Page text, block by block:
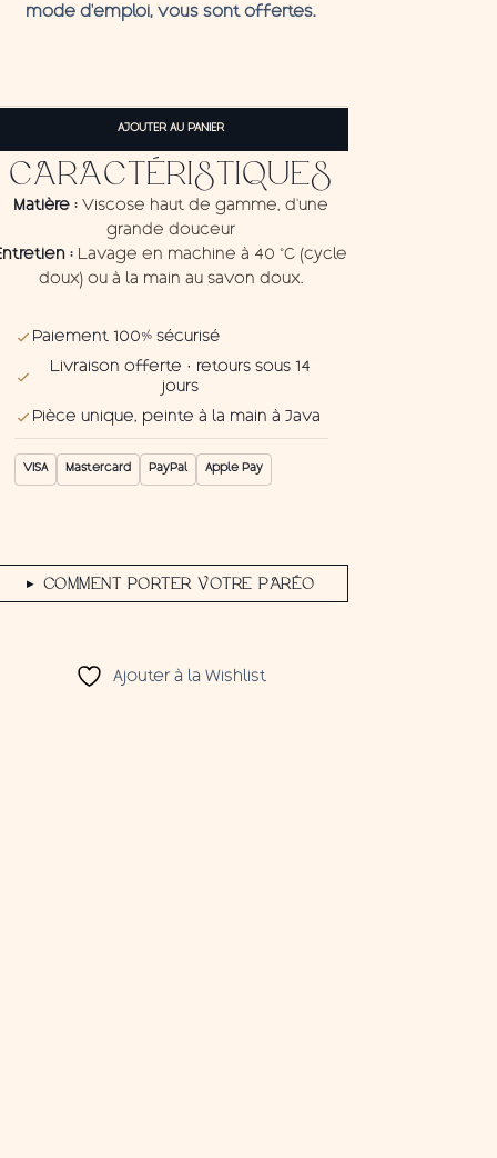
mode d'emploi, vous sont offertes.
de
Flys
AJOUTER AU PANIER
CARACTÉRISTIQUES
Matière :Viscose haut de gamme, d'une
grande douceur
: Lavage en machine à 40 °C (cycle
doux) ou à la main au savon doux.
Paiement 100% sécurisé
Livraison offerte · retours sous 14
jours
Pièce unique, peinte à la main à Java
VISA Mastercard PayPal Apple Pay
▶ COMMENT PORTER VOTRE PARÉO
Ajouter à la Wishlist